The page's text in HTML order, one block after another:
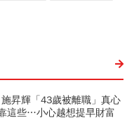
昇輝「43歲被離職」真心
這些…小心越想提早財富